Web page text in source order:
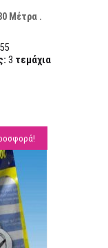
Μέτρα .
3 τεμάχια